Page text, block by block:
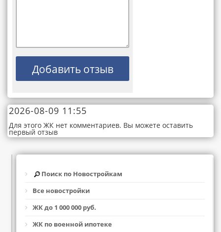
2026-08-09 11:55
Для этого ЖК нет комментариев. Вы можете оставить
первый отзыв
Поиск по Новостройкам
Все новостройки
ЖК до 1 000 000 руб.
ЖК по военной ипотеке